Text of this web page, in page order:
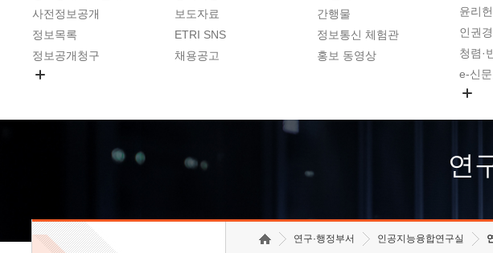
사전정보공개
정보목록
정보공개청구
보도자료
ETRI SNS
채용공고
간행물
정보통신 체험관
홍보 동영상
윤리
인권
청렴·
e-신
고객의
수의계
연
연구·행정부서 인공지능융합연구실